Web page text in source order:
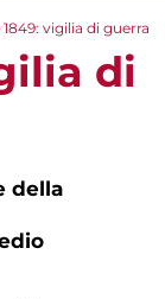
1849: vigilia di guerra
di
della